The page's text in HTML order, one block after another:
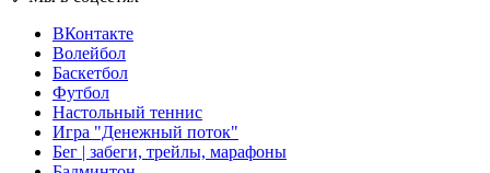
ВКонтакте
Волейбол
Баскетбол
Футбол
Настольный теннис
Игра "Денежный поток"
Бег | забеги, трейлы, марафоны